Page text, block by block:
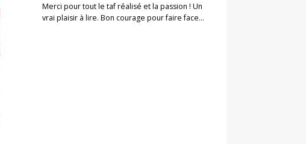
Merci pour tout le taf réalisé et la passion ! Un
vrai plaisir à lire. Bon courage pour faire face…